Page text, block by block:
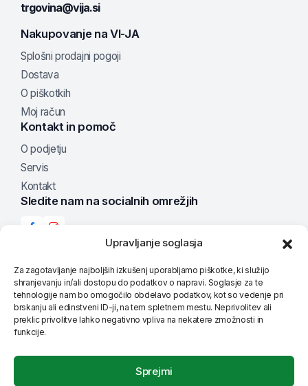
Upravljanje soglasja
Za zagotavljanje najboljših izkušenj uporabljamo piškotke, ki služijo
shranjevanju in/ali dostopu do podatkov o napravi. Soglasje za te
tehnologije nam bo omogočilo obdelavo podatkov, kot so vedenje pri
brskanju ali edinstveni ID-ji, na tem spletnem mestu. Neprivolitev ali
preklic privolitve lahko negativno vpliva na nekatere zmožnosti in
funkcije.
Sprejmi
trgovina@vija.si
Nakupovanje na VI-JA
Splošni prodajni pogoji
Dostava
O piškotkih
Moj račun
Kontakt in pomoč
O podjetju
Servis
Kontakt
Sledite nam na socialnih omrežjih
Možnosti plačila